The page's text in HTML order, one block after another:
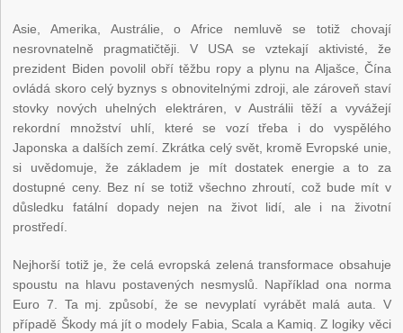
Asie, Amerika, Austrálie, o Africe nemluvě se totiž chovají
nesrovnatelně pragmatičtěji. V USA se vztekají aktivisté, že
prezident Biden povolil obří těžbu ropy a plynu na Aljašce, Čína
ovládá skoro celý byznys s obnovitelnými zdroji, ale zároveň staví
stovky nových uhelných elektráren, v Austrálii těží a vyvážejí
rekordní množství uhlí, které se vozí třeba i do vyspělého
Japonska a dalších zemí. Zkrátka celý svět, kromě Evropské unie,
si uvědomuje, že základem je mít dostatek energie a to za
dostupné ceny. Bez ní se totiž všechno zhroutí, což bude mít v
důsledku fatální dopady nejen na život lidí, ale i na životní
prostředí.
Nejhorší totiž je, že celá evropská zelená transformace obsahuje
spoustu na hlavu postavených nesmyslů. Například ona norma
Euro 7. Ta mj. způsobí, že se nevyplatí vyrábět malá auta. V
případě Škody má jít o modely Fabia, Scala a Kamiq. Z logiky věci